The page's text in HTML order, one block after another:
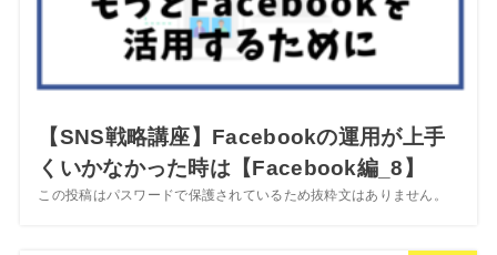
【SNS戦略講座】Facebookの運用が上手
くいかなかった時は【Facebook編_8】
この投稿はパスワードで保護されているため抜粋文はありません。